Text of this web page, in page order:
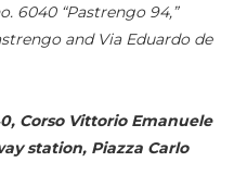
6040 “Pastrengo 94,”
and Via Eduardo de
Corso Vittorio Emanuele
station, Piazza Carlo